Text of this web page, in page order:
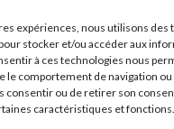
expériences, nous utilisons des
stocker et/ou accéder aux
à ces technologies nous
le comportement de navigation
consentir ou de retirer son
caractéristiques et fonctions.


